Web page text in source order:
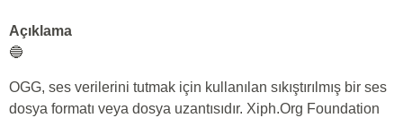
Açıklama
🔵
OGG, ses verilerini tutmak için kullanılan sıkıştırılmış bir ses
dosya formatı veya dosya uzantısıdır. Xiph.Org Foundation